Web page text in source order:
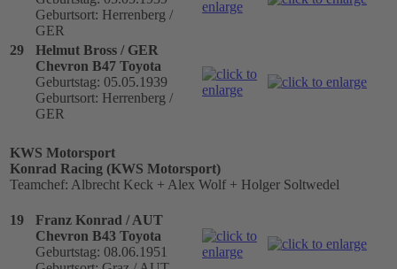
Geburtsort: Herrenberg /
GER
29
Helmut Bross / GER
Chevron B47 Toyota
Geburtstag: 05.05.1939
Geburtsort: Herrenberg /
GER
KWS Motorsport
Konrad Racing (KWS Motorsport)
Teamchef: Albrecht Keck + Alex Wolf + Holger Soltwedel
19
Franz Konrad / AUT
Chevron B43 Toyota
Geburtstag: 08.06.1951